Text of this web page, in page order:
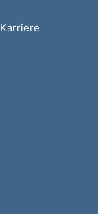
Karriere